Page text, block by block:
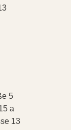
5
a
13